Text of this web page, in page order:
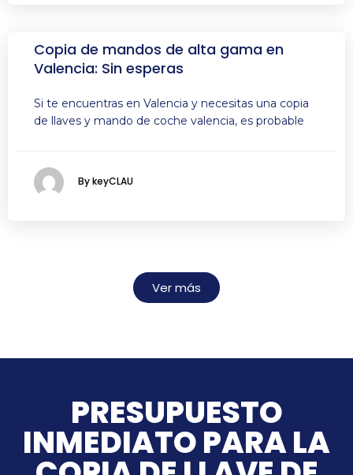
Copia de mandos de alta gama en
Valencia: Sin esperas
Si te encuentras en Valencia y necesitas una copia
de llaves y mando de coche valencia, es probable
By keyCLAU
Ver más
PRESUPUESTO
INMEDIATO PARA LA